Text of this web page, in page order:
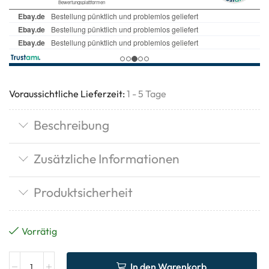
Voraussichtliche Lieferzeit: 1 - 5 Tage
Beschreibung
Zusätzliche Informationen
Produktsicherheit
Vorrätig